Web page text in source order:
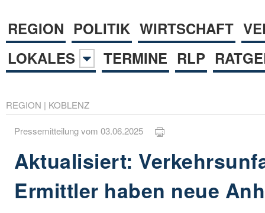
REGION POLITIK WIRTSCHAFT
LOKALES
TERMINE RLP
REGION | KOBLENZ
Pressemitteilung vom 03.06.2025
Aktualisiert:
Ermittler haben neue